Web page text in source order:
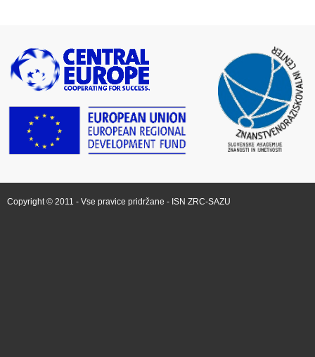
Copyright © 2011 - Vse pravice pridržane - ISN ZRC-SAZU